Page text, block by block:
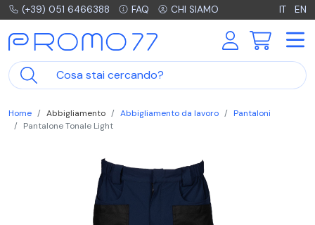
(+39) 051 6466388 FAQ CHI SIAMO IT EN
Home Abbigliamento Abbigliamento da lavoro
Pantaloni
Pantalone Tonale Light